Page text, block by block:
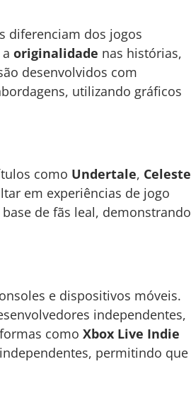
diferenciam dos jogos
originalidade nas histórias,
desenvolvidos com
utilizando gráficos
como Undertale, Celeste
em experiências de jogo
de fãs leal, demonstrando
e dispositivos móveis.
independentes,
como Xbox Live Indie
permitindo que